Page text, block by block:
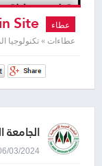
عطاء
عطاءات » تكنولوجيا
الجامعة
06/03/2024 09:54